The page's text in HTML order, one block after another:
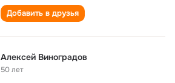
Добавить в друзья
Алексей Виноградов
50 лет